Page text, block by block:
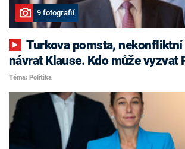
9 fotografií
Turkova pomsta, nekonfliktní Havlíček i
návrat Klause. Kdo může vyzvat
Téma: Politika